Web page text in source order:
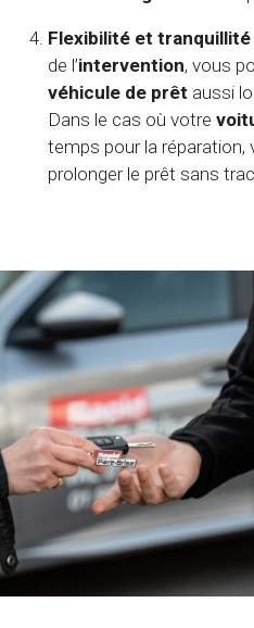
Flexibilité et tranquillité
de l’intervention, vous
véhicule de prêt aussi
Dans le cas où votre
temps pour la réparation,
prolonger le prêt sans